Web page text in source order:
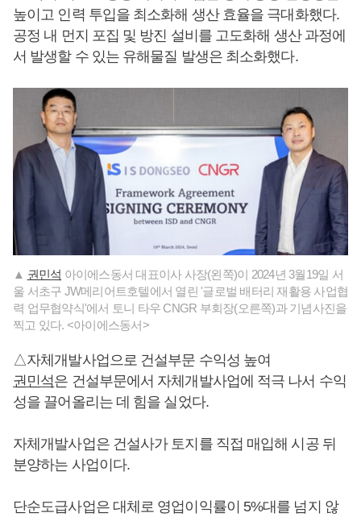
높이고 인력 투입을 최소화해 생산 효율을 극대화했다.
공정 내 먼지 포집 및 방진 설비를 고도화해 생산 과정에
서 발생할 수 있는 유해물질 발생은 최소화했다.
▲ 권민석 아이에스동서 대표이사 사장(왼쪽)이 2024년 3월19일 서
울 서초구 JW메리어트호텔에서 열린 '글로벌 배터리 재활용 사업협
력 업무협약식'에서 토니 타우 CNGR 부회장(오른쪽)과 기념사진을
찍고 있다. <아이에스동서>
△자체개발사업으로 건설부문 수익성 높여
권민석은 건설부문에서 자체개발사업에 적극 나서 수익
성을 끌어올리는 데 힘을 실었다.
자체개발사업은 건설사가 토지를 직접 매입해 시공 뒤
분양하는 사업이다.
단순도급사업은 대체로 영업이익률이 5%대를 넘지 않